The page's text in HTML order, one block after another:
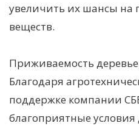
увеличить их шансы на
веществ.
Приживаемость
Благодаря
поддержке компании
благоприятные условия